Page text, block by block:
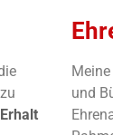
Erhalt
Meine
und